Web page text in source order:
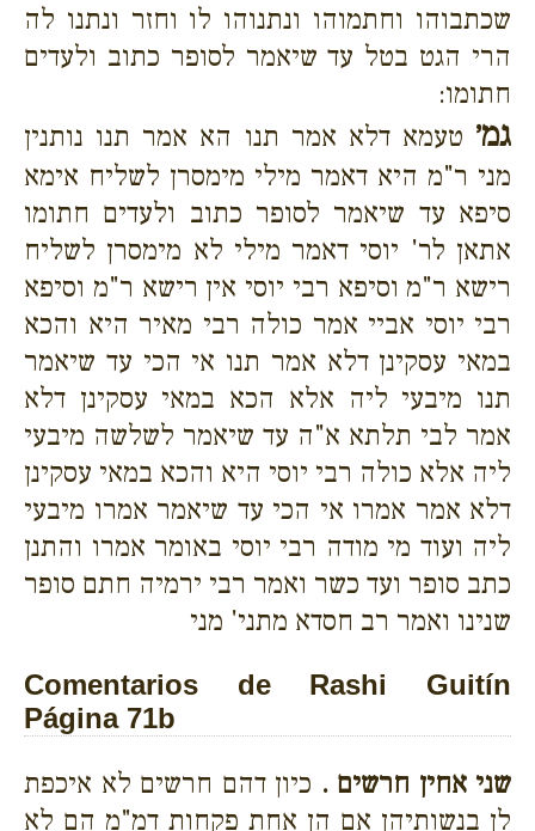
שכתבוהו וחתמוהו ונתנוהו לו וחזר ונתנו לה
הרי הגט בטל עד שיאמר לסופר כתוב ולעדים
חתומו:
גמ׳ טעמא דלא אמר תנו הא אמר תנו נותנין
מני ר"מ היא דאמר מילי מימסרן לשליח אימא
סיפא עד שיאמר לסופר כתוב ולעדים חתומו
אתאן לר' יוסי דאמר מילי לא מימסרן לשליח
רישא ר"מ וסיפא רבי יוסי אין רישא ר"מ וסיפא
רבי יוסי אביי אמר כולה רבי מאיר היא והכא
במאי עסקינן דלא אמר תנו אי הכי עד שיאמר
תנו מיבעי ליה אלא הכא במאי עסקינן דלא
אמר לבי תלתא א"ה עד שיאמר לשלשה מיבעי
ליה אלא כולה רבי יוסי היא והכא במאי עסקינן
דלא אמר אמרו אי הכי עד שיאמר אמרו מיבעי
ליה ועוד מי מודה רבי יוסי באומר אמרו והתנן
כתב סופר ועד כשר ואמר רבי ירמיה חתם סופר
שנינו ואמר רב חסדא מתני' מני
Comentarios de Rashi Guitín
Página 71b
שני אחין חרשים . כיון דהם חרשים לא איכפת
לן בנשותיהן אם הן אחת פקחות דמ"מ הם לא